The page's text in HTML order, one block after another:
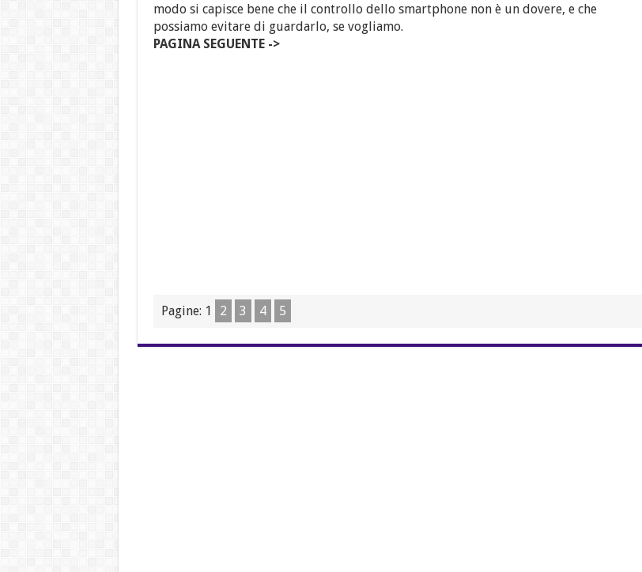
modo si capisce bene che il controllo dello smartphone non è un dovere, e che
possiamo evitare di guardarlo, se vogliamo.
PAGINA SEGUENTE ->
Pagine: 1 2 3 4 5